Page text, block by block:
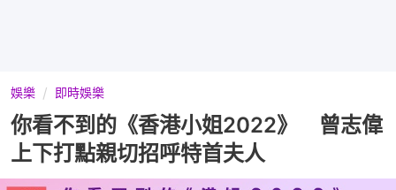
娛樂 即時娛樂
你看不到的《香港小姐2022》 曾志偉
上下打點親切招呼特首夫人